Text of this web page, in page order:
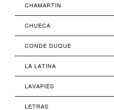
CHAMARTÍN
CHUECA
CONDE DUQUE
LA LATINA
LAVAPIÉS
LETRAS